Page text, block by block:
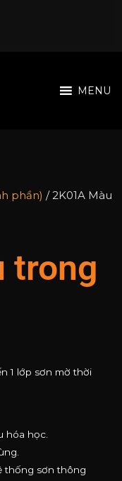
MENU
phần) / 2K01A Màu
trong
1 lớp sơn mờ thời
hóa học.
thống sơn thông